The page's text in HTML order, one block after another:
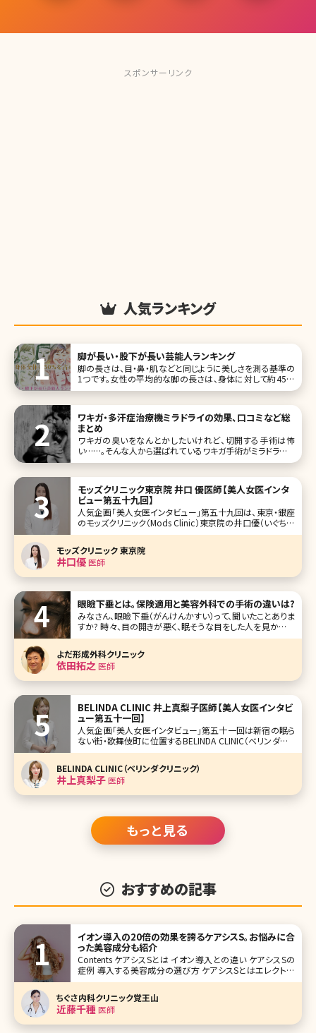
スポンサーリンク
人気ランキング
脚が長い・股下が長い芸能人ランキング
脚の長さは、目・鼻・肌などと同じように美しさを測る基準の
1つです。女性の平均的な脚の長さは、身体に対して約45％
が平均値。例えば、身長160cmの場合、股下が72cmあれば
は脚を細
ワキガ・多汗症治療機ミラドライの効果、口コミなど総
まとめ
ワキガの臭いをなんとかしたいけれど、切開する手術は怖
い……。そんな人から選ばれているワキガ手術がミラドライで
す。これまでワキガの治療はワキの下を切開して、臭いのある
モッズクリニック東京院 井口 優医師【美人女医インタ
ビュー第五十九回】
人気企画「美人女医インタビュー」第五十九回は、東京・銀座
のモッズクリニック（Mods Clinic）東京院の井口優（いぐちゆ
う）先生です。 そのこだわりから脂肪吸引・脂肪注入で指名が
多い銀座のモッズクリニック。海外からの患者さんも多く、日
帰りや一泊二日で脂肪吸引の対応することもあるとか。ダウ
モッズクリニック 東京院
井口優医師
眼瞼下垂とは。保険適用と美容外科での手術の違いは?
みなさん、眼瞼下垂（がんけんかすい）って、聞いたことありま
すか? 時々、目の開きが悪く、眠そうな目をした人を見かけま
す。でも、本当に眠たいってわけではない人も多数います。こ
の眠そうな目に見えてしまう理由が、眼瞼下垂。まぶたが垂
れ、目があけにくくなるという症状なんです。 今回は眼瞼下
垂の施術効果、
よだ形成外科クリニック
依田拓之 医師
BELINDA CLINIC 井上真梨子医師【美人女医インタビ
ュー第五十一回】
人気企画「美人女医インタビュー」第五十一回は新宿の眠ら
ない街・歌舞伎町に位置するBELINDA CLINIC（ベリンダクリ
ニック）の井上真梨子（いのうえ まりこ）医師です。 美容外科
メニューが豊富なBELINDA CLINIC。外科系クリニックで院長
=女性医師自身がメインで施術を対応するクリニ
BELINDA CLINIC（ベリンダクリニック）
井上真梨子医師
もっと見る
おすすめの記事
イオン導入の20倍の効果を誇るケアシスS。お悩みに合
った美容成分も紹介
Contents ケアシスSとは イオン導入との違い ケアシスSの
症例 導入する美容成分の選び方 ケアシスSとはエレクトロ
ポレーションという美容成分を導入する施術です。 似たよう
な導入の施術だとイオン導入がありますが、ケアシスSはそ
の20倍もの高い効果があると言われています。
ちぐさ内科クリニック覚王山
近藤千種 医師